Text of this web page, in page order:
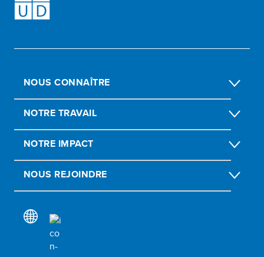
NOUS CONNAÎTRE
NOTRE TRAVAIL
NOTRE IMPACT
NOUS REJOINDRE